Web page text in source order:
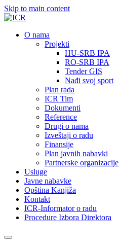
Skip to main content
О nama
Projekti
HU-SRB IPA
RO-SRB IPA
Tender GIS
Nađi svoj sport
Plan rada
ICR Tim
Dokumenti
Reference
Drugi o nama
Izveštaji o radu
Finansije
Plan javnih nabavki
Partnerske organizacije
Usluge
Javne nabavke
Opština Kanjiža
Kontakt
ICR-Informator o radu
Procedure Izbora Direktora